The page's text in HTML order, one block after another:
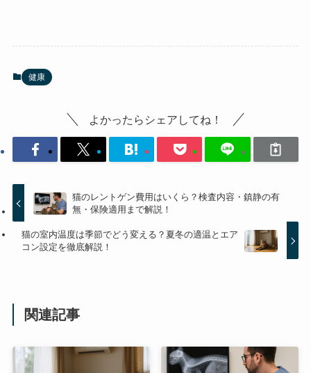
健康
よかったらシェアしてね！
猫のレントゲン費用はいくら？検査内容・鎮静の有
無・保険適用まで解説！
猫の室内温度は季節でどう変える？夏冬の適温とエア
コン設定を徹底解説！
関連記事